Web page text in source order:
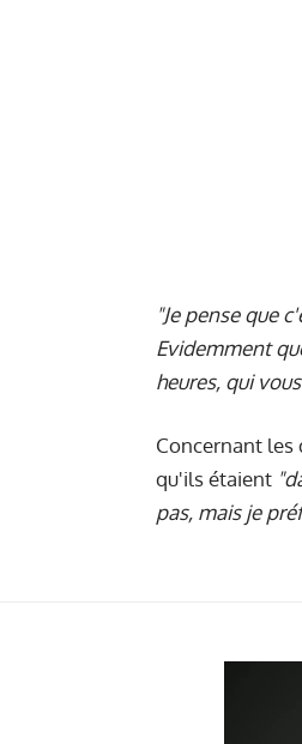
"Je pense que
Evidemment
heures, qui
Concernant les
qu'ils étaient
pas, mais je